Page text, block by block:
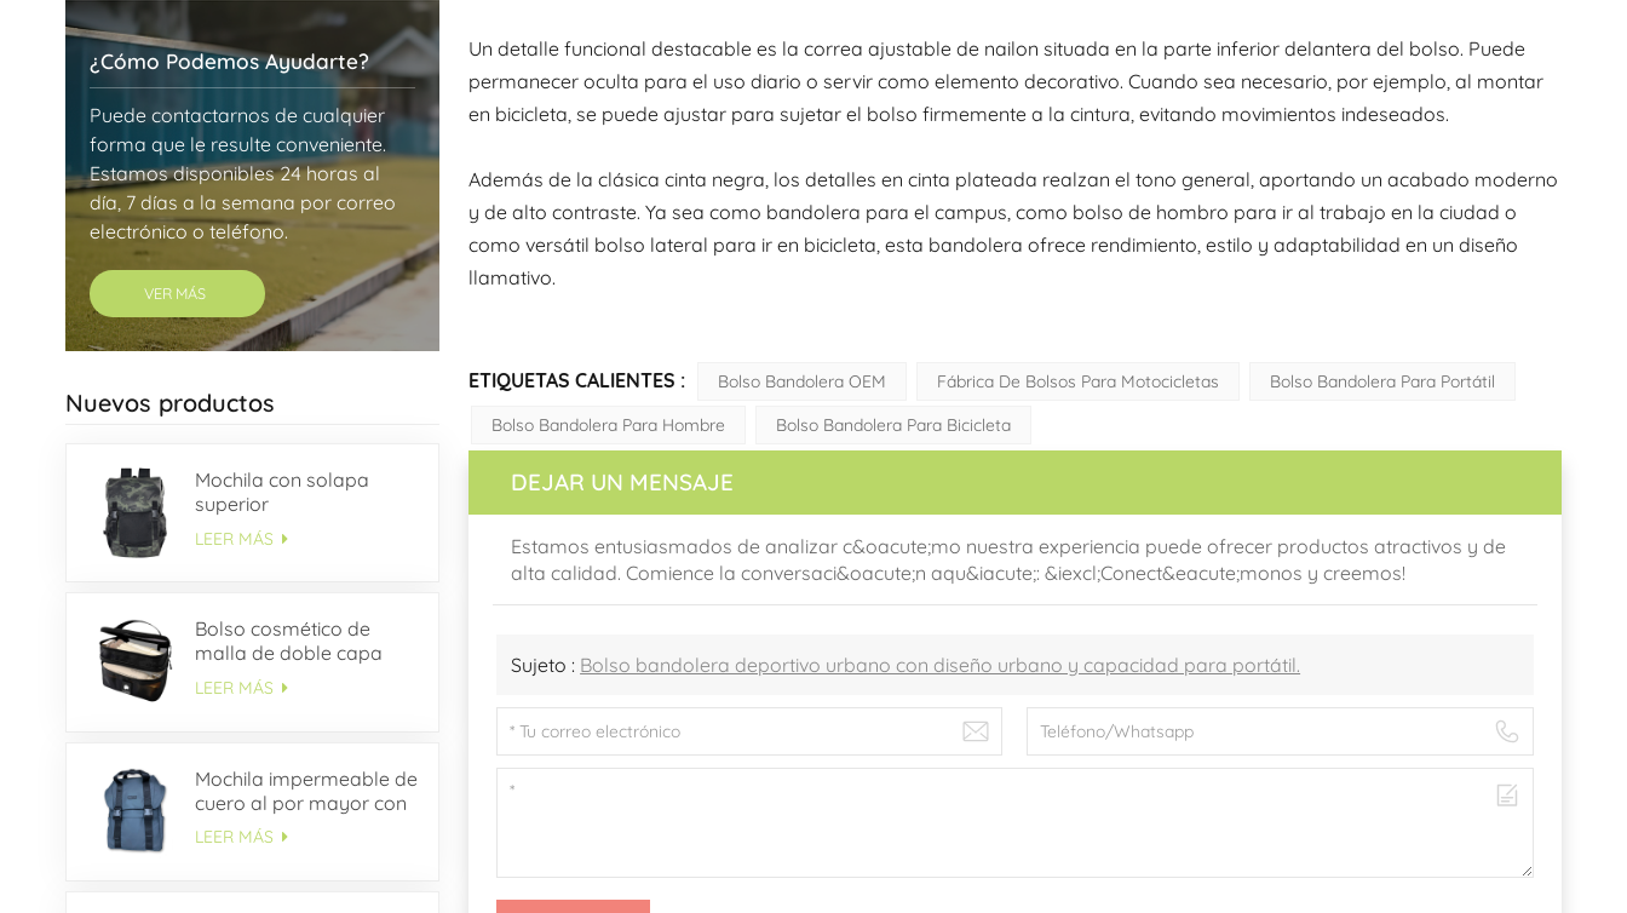
¿Cómo Podemos Ayudarte?
Puede contactarnos de cualquier
forma que le resulte conveniente.
Estamos disponibles 24 horas al
día, 7 días a la semana por correo
electrónico o teléfono.
VER MÁS
Nuevos productos
Mochila con solapa
superior
LEER MÁS
Bolso cosmético de
malla de doble capa
LEER MÁS
Mochila impermeable de
cuero al por mayor con
solapa con hebilla
LEER MÁS
Un detalle funcional destacable es la correa ajustable de nailon situada en la parte inferior delantera del bolso. Puede
permanecer oculta para el uso diario o servir como elemento decorativo. Cuando sea necesario, por ejemplo, al montar
en bicicleta, se puede ajustar para sujetar el bolso firmemente a la cintura, evitando movimientos indeseados.
Además de la clásica cinta negra, los detalles en cinta plateada realzan el tono general, aportando un acabado moderno
y de alto contraste. Ya sea como bandolera para el campus, como bolso de hombro para ir al trabajo en la ciudad o
como versátil bolso lateral para ir en bicicleta, esta bandolera ofrece rendimiento, estilo y adaptabilidad en un diseño
llamativo.
ETIQUETAS CALIENTES : Bolso Bandolera OEM Fábrica De Bolsos Para Motocicletas
Bolso Bandolera Para Portátil
Bolso Bandolera Para Hombre
Bolso Bandolera Para Bicicleta
DEJAR UN MENSAJE
Estamos entusiasmados de analizar c&oacute;mo nuestra experiencia puede ofrecer productos atractivos y de
alta calidad. Comience la conversaci&oacute;n aqu&iacute;: &iexcl;Conect&eacute;monos y creemos!
Sujeto : Bolso bandolera deportivo urbano con diseño urbano y capacidad para portátil.